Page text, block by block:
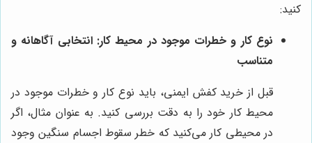
کنید:
نوع کار و خطرات موجود در محیط کار: انتخابی آگاهانه و
متناسب
قبل از خرید کفش ایمنی، باید نوع کار و خطرات موجود در
محیط کار خود را به دقت بررسی کنید. به عنوان مثال، اگر
در محیطی کار می‌کنید که خطر سقوط اجسام سنگین وجود